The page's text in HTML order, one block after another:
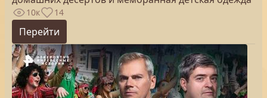
10к 14
Перейти